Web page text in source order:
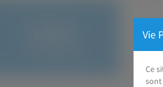
Vie
Ce
sont